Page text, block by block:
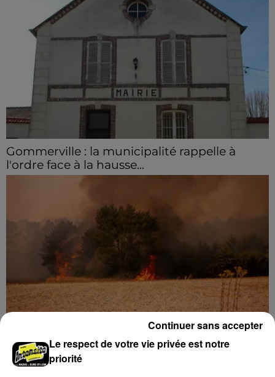
Gommerville : la municipalité rappelle à
l'ordre face à la hausse...
Incrustation de déchets, déjections sur les sites
hausse des incivilités, la mairie de Gommerville
hausse...
Loir-et-Cher : un pyromane interpellé grâce
au sang-froid des...
Samedi 25 juillet, plus d'une dizaine de feux de
Le respect de votre vie privée est notre
priorité
Continuer sans accepter